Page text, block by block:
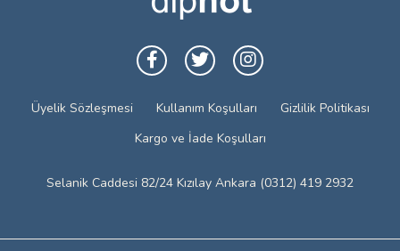
Üyelik Sözleşmesi Kullanım Koşulları
Gizlilik Politikası
Kargo ve İade Koşulları
Selanik Caddesi 82/24 Kızılay Ankara (0312) 419 2932